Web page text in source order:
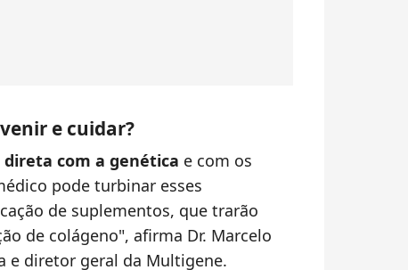
e cuidar?
direta com a genética e com os
pode turbinar esses
de suplementos, que trarão
de colágeno", afirma Dr. Marcelo
e diretor geral da Multigene.